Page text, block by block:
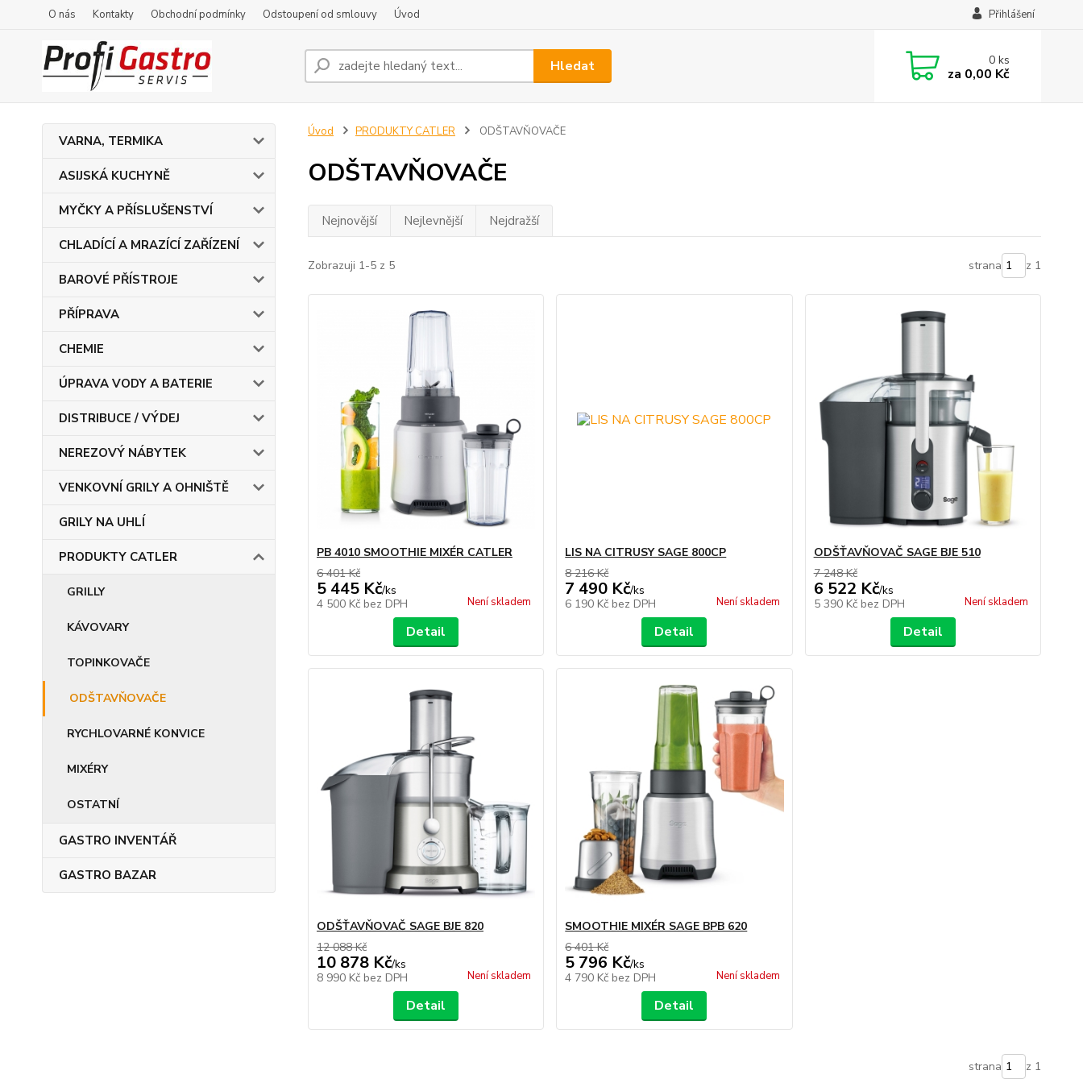
O nás Kontakty Obchodní podmínky Odstoupení od smlouvy Úvod Přihlášení
Hledat 0ks
za 0,00 Kč
VARNA, TERMIKA
ASIJSKÁ KUCHYNĚ
MYČKY A PŘÍSLUŠENSTVÍ
CHLADÍCÍ A MRAZÍCÍ ZAŘÍZENÍ
BAROVÉ PŘÍSTROJE
PŘÍPRAVA
CHEMIE
ÚPRAVA VODY A BATERIE
DISTRIBUCE / VÝDEJ
NEREZOVÝ NÁBYTEK
VENKOVNÍ GRILY A OHNIŠTĚ
GRILY NA UHLÍ
PRODUKTY CATLER
GRILLY
KÁVOVARY
TOPINKOVAČE
ODŠTAVŇOVAČE
RYCHLOVARNÉ KONVICE
MIXÉRY
OSTATNÍ
GASTRO INVENTÁŘ
GASTRO BAZAR
Úvod PRODUKTY CATLER ODŠTAVŇOVAČE
ODŠTAVŇOVAČE
Nejnovější Nejlevnější Nejdražší
Zobrazuji 1-5 z 5 strana z 1
PB 4010 SMOOTHIE MIXÉR CATLER
6 401 Kč
5 445 Kč/ks
4 500 Kč bez DPH Není skladem
Detail
LIS NA CITRUSY SAGE 800CP
8 216 Kč
7 490 Kč/ks
6 190 Kč bez DPH Není skladem
Detail
ODŠŤAVŇOVAČ SAGE BJE 510
7 248 Kč
6 522 Kč/ks
5 390 Kč bez DPH Není skladem
Detail
ODŠŤAVŇOVAČ SAGE BJE 820
12 088 Kč
10 878 Kč/ks
8 990 Kč bez DPH Není skladem
Detail
SMOOTHIE MIXÉR SAGE BPB 620
6 401 Kč
5 796 Kč/ks
4 790 Kč bez DPH Není skladem
Detail
strana z 1